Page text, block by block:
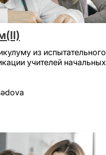
из испытательного
учителей начальных